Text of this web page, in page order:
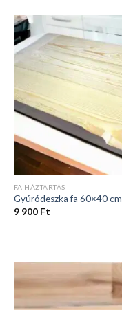
FA HÁZTARTÁS
Gyúródeszka fa 60×40 cm
9 900 Ft